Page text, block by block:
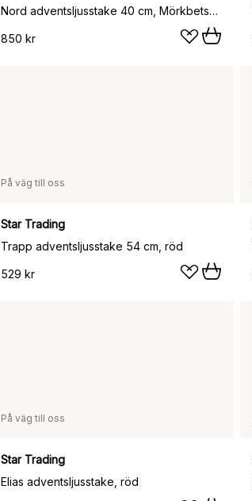
Nord adventsljusstake 40 cm, Mörkbetsad
850 kr
På väg till oss
Star Trading
Trapp adventsljusstake 54 cm, röd
529 kr
På väg till oss
Star Trading
Elias adventsljusstake, röd